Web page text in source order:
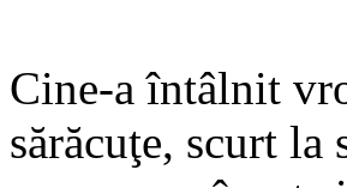
Cine-a întâlnit
sărăcuţe, scurt